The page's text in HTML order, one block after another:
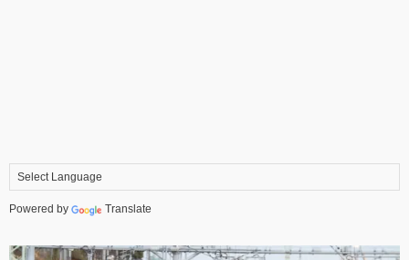
Powered by Translate